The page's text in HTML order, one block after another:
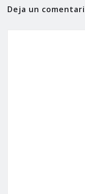
Deja un